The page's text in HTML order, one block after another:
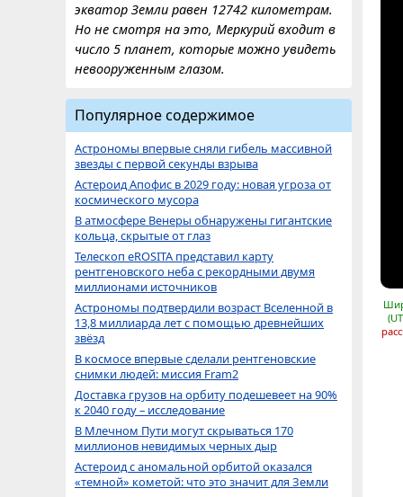
экватор Земли равен 12742 километрам.
Но не смотря на это, Меркурий входит в
число 5 планет, которые можно увидеть
невооруженным глазом.
Популярное содержимое
Астрономы впервые сняли гибель массивной
звезды с первой секунды взрыва
Астероид Апофис в 2029 году: новая угроза от
космического мусора
В атмосфере Венеры обнаружены гигантские
кольца, скрытые от глаз
Телескоп eROSITA представил карту
рентгеновского неба с рекордными двумя
миллионами источников
Астрономы подтвердили возраст Вселенной в
13,8 миллиарда лет с помощью древнейших
звёзд
В космосе впервые сделали рентгеновские
снимки людей: миссия Fram2
Доставка грузов на орбиту подешевеет на 90%
к 2040 году – исследование
В Млечном Пути могут скрываться 170
миллионов невидимых черных дыр
Астероид с аномальной орбитой оказался
«темной» кометой: что это значит для Земли